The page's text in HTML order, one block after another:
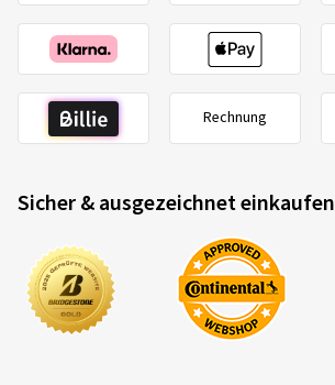
Rechnung
Sicher & ausgezeichnet einkaufen